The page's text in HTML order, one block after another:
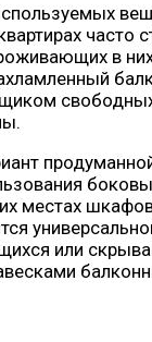
часто
в
местах
или